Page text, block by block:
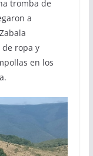
tromba de
a
ropa y
en los